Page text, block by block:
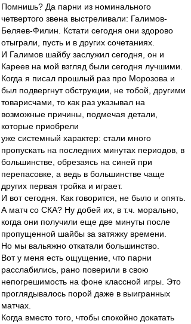
Помнишь? Да парни из номинального
четвертого звена выстреливали: Галимов-
Беляев-Филин. Кстати сегодня они здорово
отыграли, пусть и в других сочетаниях.
И Галимов шайбу заслужил сегодня, он и
Кареев на мой взгляд были сегодня лучшими.
Когда я писал прошлый раз про Морозова и
был подвергнут обструкции, не тобой, другими
товарисчами, то как раз указывал на
возможные причины, подмечая детали,
которые приобрели
уже системный характер: стали много
пропускать на последних минутах периодов, в
большинстве, обрезаясь на синей при
перепасовке, а ведь в большинстве чаще
других первая тройка и играет.
И вот сегодня. Как говорится, не было и опять.
А матч со СКА? Ну добей их, в т.ч. морально,
когда они получили еще две минуты после
пропущенной шайбы за затяжку времени.
Но мы вальяжно откатали большинство.
Вот у меня есть ощущение, что парни
расслабились, рано поверили в свою
непогрешимость на фоне классной игры. Это
проглядывалось порой даже в выигранных
матчах.
Когда вместо того, чтобы спокойно докатать